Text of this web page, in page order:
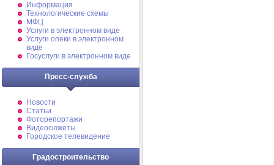
Информация
Технологические схемы
МФЦ
Услуги в электронном виде
Услуги опеки в электронном
виде
Госуслуги в электронном виде
Пресс-служба
Новости
Статьи
Фоторепортажи
Видеосюжеты
Городское телевидение
Градостроительство